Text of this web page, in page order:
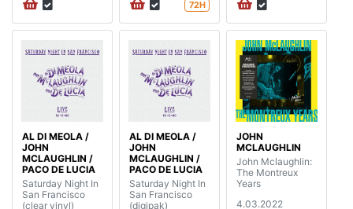
72H
AL DI MEOLA /
JOHN
MCLAUGHLIN /
PACO DE LUCIA
Saturday Night In
San Francisco
(clear vinyl)
AL DI MEOLA /
JOHN
MCLAUGHLIN /
PACO DE LUCIA
Saturday Night In
San Francisco
(digipak)
JOHN
MCLAUGHLIN
John Mclaughlin:
The Montreux
Years
4.03.2022